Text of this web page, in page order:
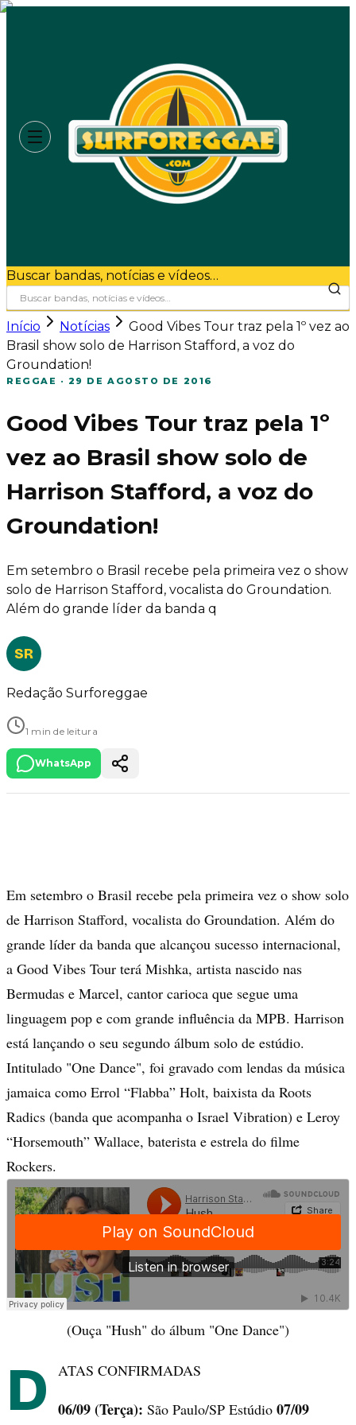
Buscar bandas, notícias e vídeos…
Início Notícias
Good Vibes Tour traz pela 1º vez ao
Brasil show solo de Harrison Stafford, a voz do
Groundation!
REGGAE · 29 DE AGOSTO DE 2016
Good Vibes Tour traz pela 1º
vez ao Brasil show solo de
Harrison Stafford, a voz do
Groundation!
Em setembro o Brasil recebe pela primeira vez o show
solo de Harrison Stafford, vocalista do Groundation.
Além do grande líder da banda q
SR
Redação Surforeggae
1 min de leitura
WhatsApp
Em setembro o Brasil recebe pela primeira vez o show solo
de Harrison Stafford, vocalista do Groundation. Além do
grande líder da banda que alcançou sucesso internacional,
a Good Vibes Tour terá Mishka, artista nascido nas
Bermudas e Marcel, cantor carioca que segue uma
linguagem pop e com grande influência da MPB. Harrison
está lançando o seu segundo álbum solo de estúdio.
Intitulado "One Dance", foi gravado com lendas da música
jamaica como Errol “Flabba” Holt, baixista da Roots
Radics (banda que acompanha o Israel Vibration) e Leroy
“Horsemouth” Wallace, baterista e estrela do filme
Rockers.
(Ouça "Hush" do álbum "One Dance")
D ATAS CONFIRMADAS
06/09 (Terça): São Paulo/SP Estúdio 07/09